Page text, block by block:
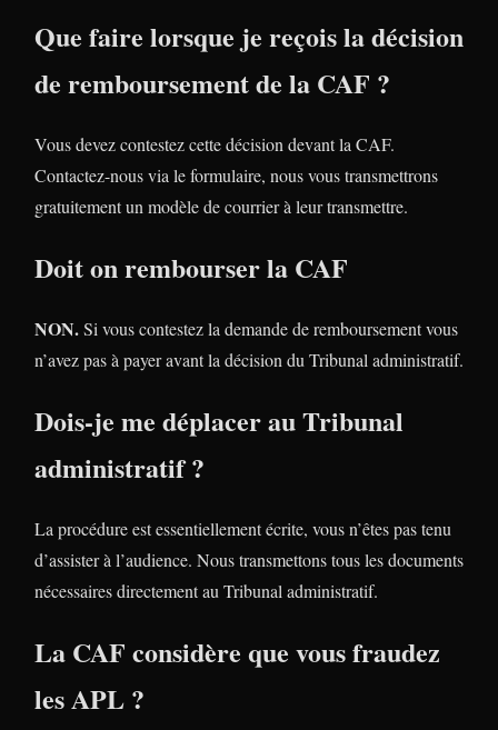
Que faire lorsque je reçois la décision
de remboursement de la CAF ?
Vous devez contestez cette décision devant la CAF.
Contactez-nous via le formulaire, nous vous transmettrons
gratuitement un modèle de courrier à leur transmettre.
Doit on rembourser la CAF
NON.Si vous contestez la demande de remboursement vous
n’avez pas à payer avant la décision du Tribunal administratif.
Dois-je me déplacer au Tribunal
administratif ?
La procédure est essentiellement écrite, vous n’êtes pas tenu
d’assister à l’audience. Nous transmettons tous les documents
nécessaires directement au Tribunal administratif.
La CAF considère que vous fraudez
les APL ?